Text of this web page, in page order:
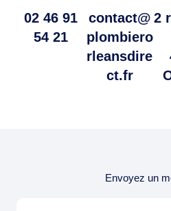
02 46 91
54 21
contact@
plombiero
rleansdire
ct.fr
2
Envoyez un